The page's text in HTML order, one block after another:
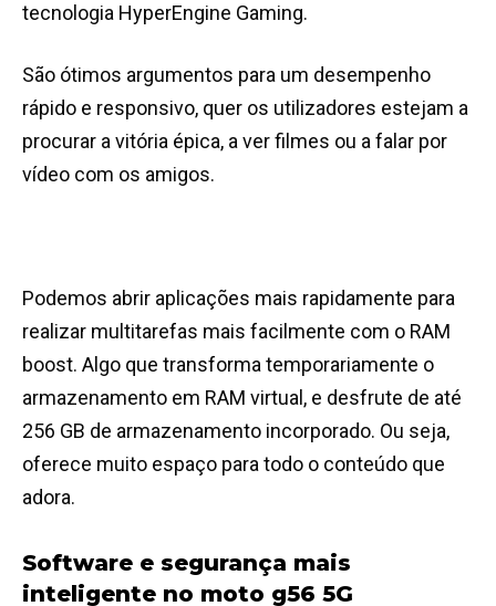
tecnologia HyperEngine Gaming.
São ótimos argumentos para um desempenho
rápido e responsivo, quer os utilizadores estejam a
procurar a vitória épica, a ver filmes ou a falar por
vídeo com os amigos.
Podemos abrir aplicações mais rapidamente para
realizar multitarefas mais facilmente com o RAM
boost. Algo que transforma temporariamente o
armazenamento em RAM virtual, e desfrute de até
256 GB de armazenamento incorporado. Ou seja,
oferece muito espaço para todo o conteúdo que
adora.
Software e segurança mais
inteligente no moto g56 5G